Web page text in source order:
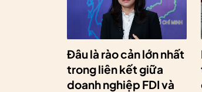
Đâu là rào cản lớn nhất
trong liên kết giữa
doanh nghiệp FDI và